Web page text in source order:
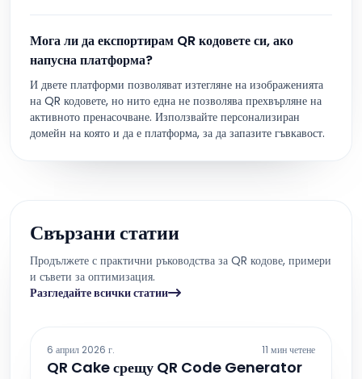
Мога ли да експортирам QR кодовете си, ако
напусна платформа?
И двете платформи позволяват изтегляне на изображенията
на QR кодовете, но нито една не позволява прехвърляне на
активното пренасочване. Използвайте персонализиран
домейн на която и да е платформа, за да запазите гъвкавост.
Свързани статии
Продължете с практични ръководства за QR кодове, примери
и съвети за оптимизация.
Разгледайте всички статии
6 април 2026 г. 11 мин четене
QR Cake срещу QR Code Generator